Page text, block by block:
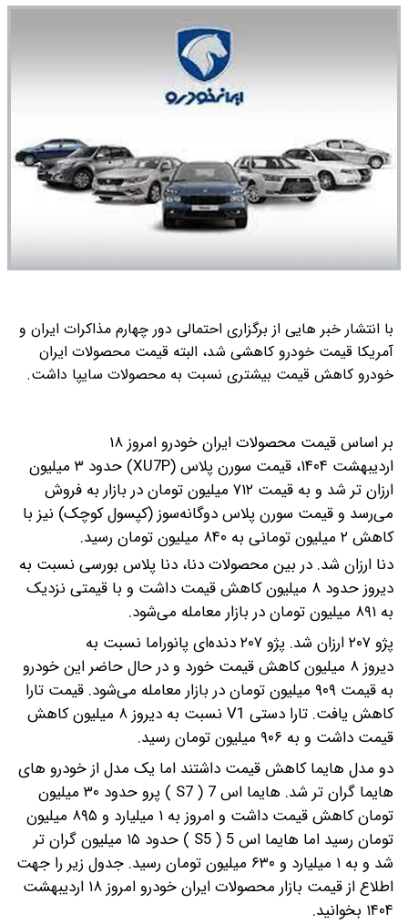
با انتشار خبر هایی از برگزاری احتمالی دور چهارم مذاکرات ایران و
آمریکا قیمت خودرو کاهشی شد، البته قیمت محصولات ایران
خودرو کاهش قیمت بیشتری نسبت به محصولات سایپا داشت.
بر اساس قیمت محصولات ایران خودرو امروز ۱۸
اردیبهشت ۱۴۰۴، قیمت سورن پلاس (XU7P) حدود ۳ میلیون
ارزان تر شد و به قیمت ۷۱۲ میلیون تومان در بازار به فروش
می‌رسد و قیمت سورن پلاس دوگانه‌سوز (کپسول کوچک) نیز با
کاهش ۲ میلیون تومانی به ۸۴۰ میلیون تومان رسید.
دنا ارزان شد. در بین محصولات دنا، دنا پلاس بورسی نسبت به
دیروز حدود ۸ میلیون کاهش قیمت داشت و با قیمتی نزدیک
به ۸۹۱ میلیون تومان در بازار معامله می‌شود.
پژو ۲۰۷ ارزان شد. پژو ۲۰۷ دنده‌ای پانوراما نسبت به
دیروز ۸ میلیون کاهش قیمت خورد و در حال حاضر این خودرو
به قیمت ۹۰۹ میلیون تومان در بازار معامله می‌شود. قیمت تارا
کاهش یافت. تارا دستی V1 نسبت به دیروز ۸ میلیون کاهش
قیمت داشت و به ۹۰۶ میلیون تومان رسید.
دو مدل هایما کاهش قیمت داشتند اما یک مدل از خودرو های
هایما گران تر شد. هایما اس 7 ( S7 ) پرو حدود ۳۰ میلیون
تومان کاهش قیمت داشت و امروز به ۱ میلیارد و ۸۹۵ میلیون
تومان رسید اما هایما اس 5 ( S5 ) حدود ۱۵ میلیون گران تر
شد و به ۱ میلیارد و ۶۳۰ میلیون تومان رسید. جدول زیر را جهت
اطلاع از قیمت بازار محصولات ایران خودرو امروز ۱۸ اردیبهشت
۱۴۰۴ بخوانید.